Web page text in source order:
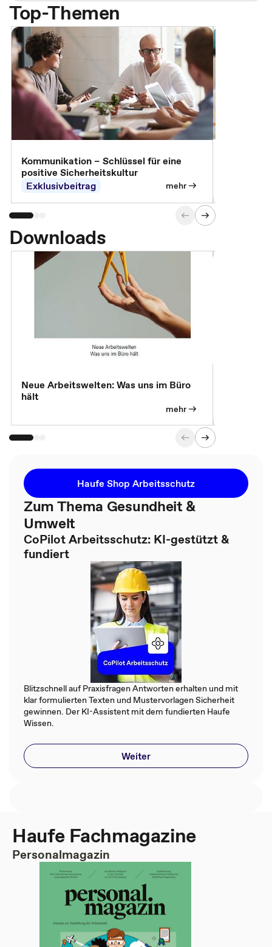
Top-Themen
Kommunikation – Schlüssel für eine
positive Sicherheitskultur
Exklusivbeitrag
mehr
Downloads
Neue Arbeitswelten: Was uns im Büro
hält
mehr
Haufe Shop Arbeitsschutz
Zum Thema Gesundheit &
Umwelt
CoPilot Arbeitsschutz: KI-gestützt &
fundiert
Blitzschnell auf Praxisfragen Antworten erhalten und mit
klar formulierten Texten und Mustervorlagen Sicherheit
gewinnen. Der KI-Assistent mit dem fundierten Haufe
Wissen.
Weiter
Haufe Fachmagazine
Personalmagazin